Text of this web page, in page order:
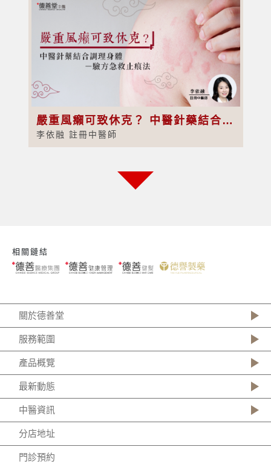
嚴重風癩可致休克？ 中醫針藥結合調理身體 － 驗方急救止痕法
李依融 註冊中醫師
相關鏈結
關於德善堂
服務範圍
產品概覽
最新動態
中醫資訊
分店地址
門診預約